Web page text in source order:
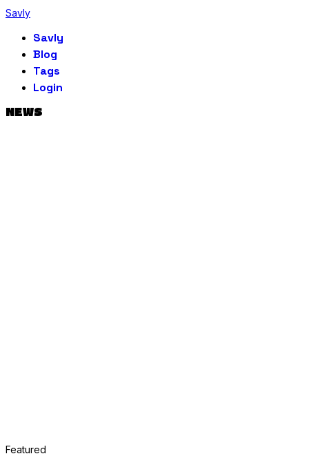
Savly
Savly
Blog
Tags
Login
NEWS
Featured